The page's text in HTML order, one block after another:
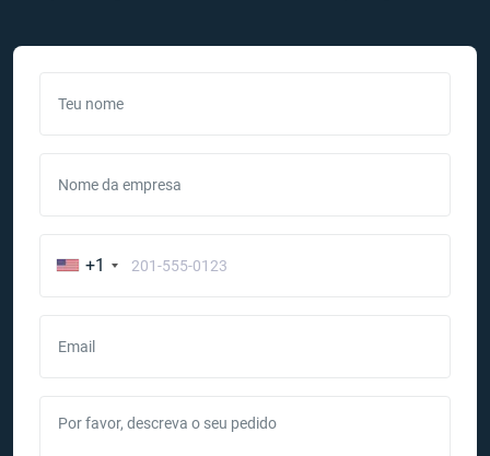
Teu nome
Nome da empresa
+1
Email
Por favor, descreva o seu pedido